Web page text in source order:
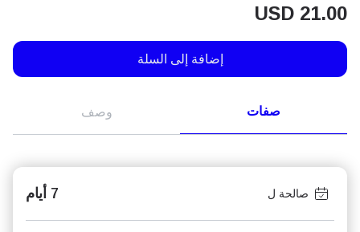
USD 21.00
إضافة إلى السلة
صفات وصف
صالحة ل 7 أيام